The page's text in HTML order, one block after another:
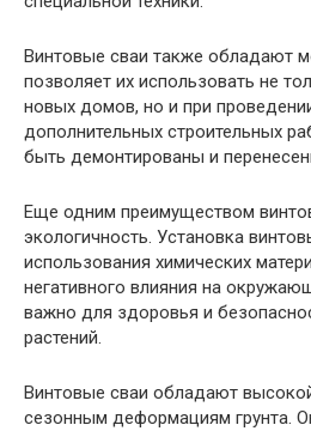
Винтовые сваи также обладают
позволяет их использовать не
новых домов, но и при
дополнительных строительных
быть демонтированы и
Еще одним преимуществом
экологичность. Установка
использования химических
негативного влияния на
важно для здоровья и
растений.
Винтовые сваи обладают
сезонным деформациям грунта.